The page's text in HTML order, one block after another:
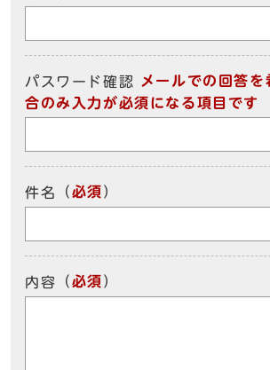
パスワード確認
メールでの回答
合のみ入力が必須になる項目です
件名 （ 必須 ）
内容 （ 必須 ）